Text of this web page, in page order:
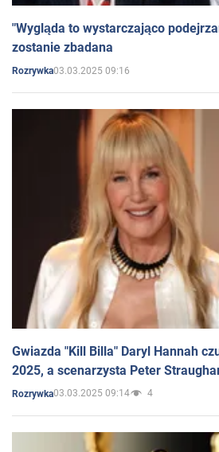
"Wygląda to wystarczająco
zostanie zbadana
Rozrywka03.03.2025 09:16
Gwiazda "Kill Billa" Daryl Hannah
2025, a scenarzysta Peter
Rozrywka03.03.2025 09:14 4